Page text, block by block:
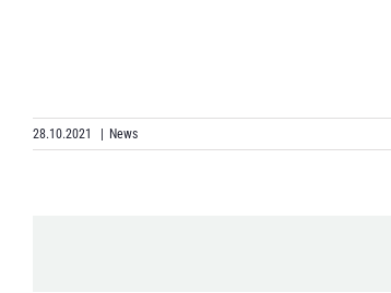
28.10.2021 News